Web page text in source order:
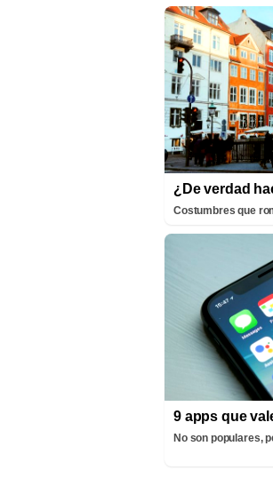
¿De verdad
Costumbres que
9 apps que
No son populares,